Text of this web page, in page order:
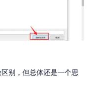
别，但总体还是一个思